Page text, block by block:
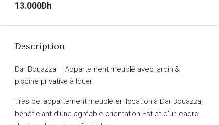
13.000Dh
Description
Dar Bouazza – Appartement meublé avec jardin &
piscine privative à louer
Très bel appartement meublé en location à Dar Bouazza,
bénéficiant d’une agréable orientation Est et d’un cadre